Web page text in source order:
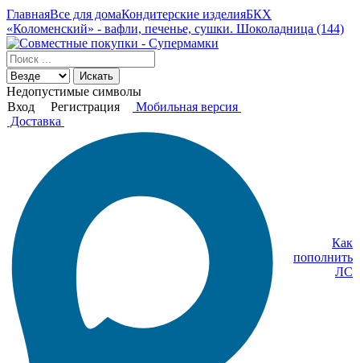
ГлавнаяВсе для домаКондитерские изделияБКХ
«Коломенский» - вафли, печенье, сушки. Шоколадница (144)
Искать
Недопустимые символы
Вход
Регистрация
Мобильная версия
Доставка
Как
пополнить
ЛС